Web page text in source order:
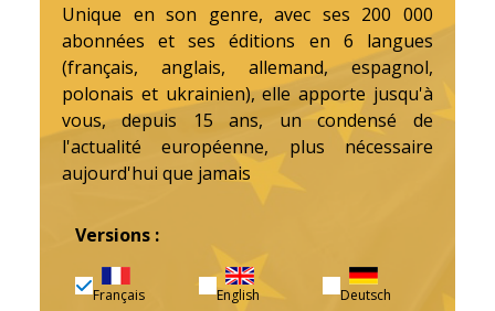
Unique en son genre, avec ses 200 000
abonnées et ses éditions en 6 langues
(français, anglais, allemand, espagnol,
polonais et ukrainien), elle apporte jusqu'à
vous, depuis 15 ans, un condensé de
l'actualité européenne, plus nécessaire
aujourd'hui que jamais
Versions :
Français English Deutsch